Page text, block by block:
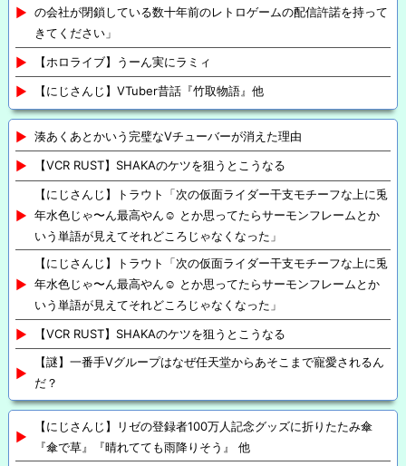
の会社が閉鎖している数十年前のレトロゲームの配信許諾を持って
きてください」
【ホロライブ】うーん実にラミィ
【にじさんじ】VTuber昔話『竹取物語』他
湊あくあとかいう完璧なVチューバーが消えた理由
【VCR RUST】SHAKAのケツを狙うとこうなる
【にじさんじ】トラウト「次の仮面ライダー干支モチーフな上に兎
年水色じゃ〜ん最高やん☺️ とか思ってたらサーモンフレームとか
いう単語が見えてそれどころじゃなくなった」
【にじさんじ】トラウト「次の仮面ライダー干支モチーフな上に兎
年水色じゃ〜ん最高やん☺️ とか思ってたらサーモンフレームとか
いう単語が見えてそれどころじゃなくなった」
【VCR RUST】SHAKAのケツを狙うとこうなる
【謎】一番手Vグループはなぜ任天堂からあそこまで寵愛されるん
だ？
【にじさんじ】リゼの登録者100万人記念グッズに折りたたみ傘
『傘で草』『晴れてても雨降りそう』 他